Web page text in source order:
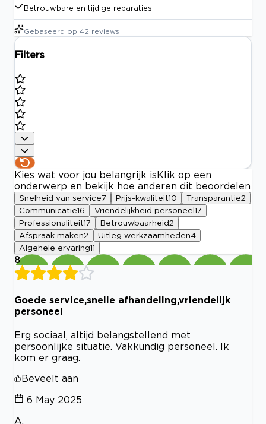
Betrouwbare en tijdige reparaties
Gebaseerd op 42 reviews
Filters
Kies wat voor jou belangrijk is Klik op een
onderwerp en bekijk hoe anderen dit beoordelen
Snelheid van service7 Prijs-kwaliteit10 Transparantie2
Communicatie16 Vriendelijkheid personeel 17
Professionaliteit17 Betrouwbaarheid2
Afspraak maken2 Uitleg werkzaamheden4
Algehele ervaring11
8
Goede service,snelle afhandeling,vriendelijk
personeel
Erg sociaal, altijd belangstellend met
persoonlijke situatie. Vakkundig personeel. Ik
kom er graag.
Beveelt aan
6 May 2025
A.